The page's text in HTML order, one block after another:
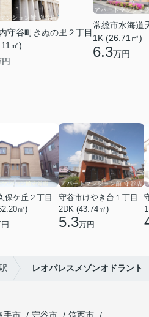
守谷町きぬの里２丁目
㎡)
常総市水海道
1K (26.71㎡)
6.3万円
保ケ丘２丁目
㎡)
守谷市けやき台１丁目
2DK (43.74㎡)
5.3万円
レオパレスメゾンオドラント